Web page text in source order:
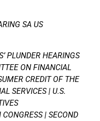
SA US
PLUNDER HEARINGS
ON FINANCIAL
CREDIT OF THE
SERVICES | U.S.
| SECOND